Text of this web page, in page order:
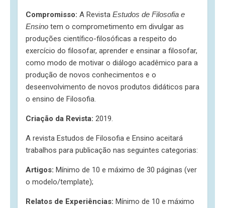
Compromisso: A Revista Estudos de Filosofia e
Ensino tem o comprometimento em divulgar as
produções científico-filosóficas a respeito do
exercício do filosofar, aprender e ensinar a filosofar,
como modo de motivar o diálogo acadêmico para a
produção de novos conhecimentos e o
deseenvolvimento de novos produtos didáticos para
o ensino de Filosofia.
Criação da Revista: 2019.
A revista Estudos de Filosofia e Ensino aceitará
trabalhos para publicação nas seguintes categorias:
Artigos: Mínimo de 10 e máximo de 30 páginas (ver
o modelo/template);
Relatos de Experiências: Mínimo de 10 e máximo